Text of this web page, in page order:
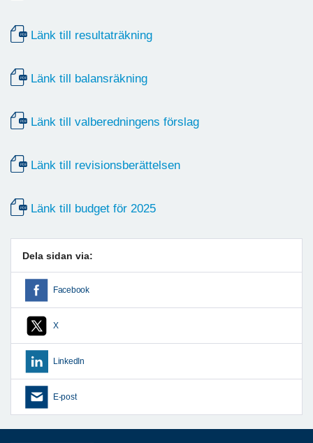
Länk till resultaträkning
Länk till balansräkning
Länk till valberedningens förslag
Länk till revisionsberättelsen
Länk till budget för 2025
Dela sidan via:
Facebook
X
LinkedIn
E-post